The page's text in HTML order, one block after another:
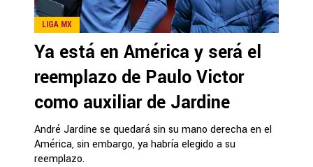
LIGA MX
Ya está en América y será el
reemplazo de Paulo Victor
como auxiliar de Jardine
André Jardine se quedará sin su mano derecha en el
América, sin embargo, ya habría elegido a su
reemplazo.